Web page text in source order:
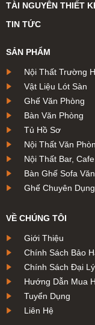
TÀI NGUYÊN THIẾT
TIN TỨC
SẢN PHẨM
Nội Thất Trường
Vật Liệu Lót Sàn
Ghế Văn Phòng
Bàn Văn Phòng
Tủ Hồ Sơ
Nội Thất Văn
Nội Thất Bar,
Bàn Ghế Sofa
Ghế Chuyên Dụng
VỀ CHÚNG TÔI
Giới Thiệu
Chính Sách Bảo
Chính Sách Đại Lý
Hướng Dẫn Mua
Tuyển Dụng
Liên Hệ